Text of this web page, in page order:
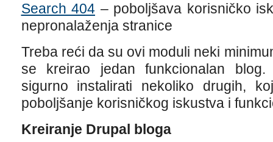
Search 404 – poboljšava korisničko
nepronalaženja stranice
Treba reći da su ovi moduli neki
se kreirao jedan funkcionalan blog.
sigurno instalirati nekoliko drugih,
poboljšanje korisničkog iskustva i
Kreiranje Drupal bloga